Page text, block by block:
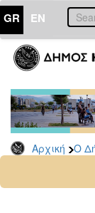
GR EN
Αρχική Ο
ΔΗΜΟΣ
Δελτία
Τύπου
Αρχείο
2026
2024